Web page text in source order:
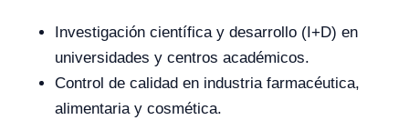
Investigación científica y desarrollo (I+D) en
universidades y centros académicos.
Control de calidad en industria farmacéutica,
alimentaria y cosmética.